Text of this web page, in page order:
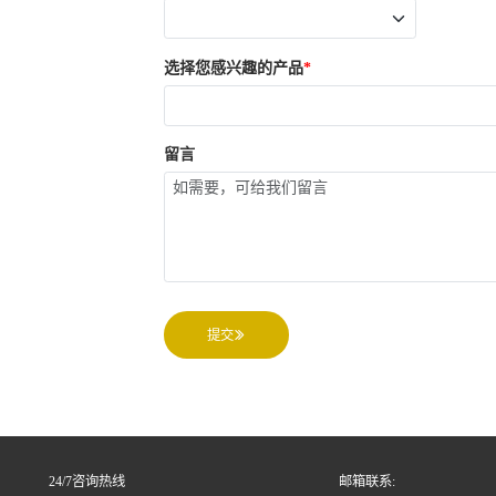
选择您感兴趣的产品
留言
提交
24/7咨询热线 邮箱联系: